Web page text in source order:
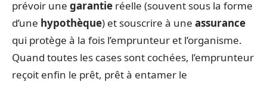
prévoir une garantie réelle (souvent sous la forme
d’une hypothèque) et souscrire à une assurance
qui protège à la fois l’emprunteur et l’organisme.
Quand toutes les cases sont cochées, l’emprunteur
reçoit enfin le prêt, prêt à entamer le